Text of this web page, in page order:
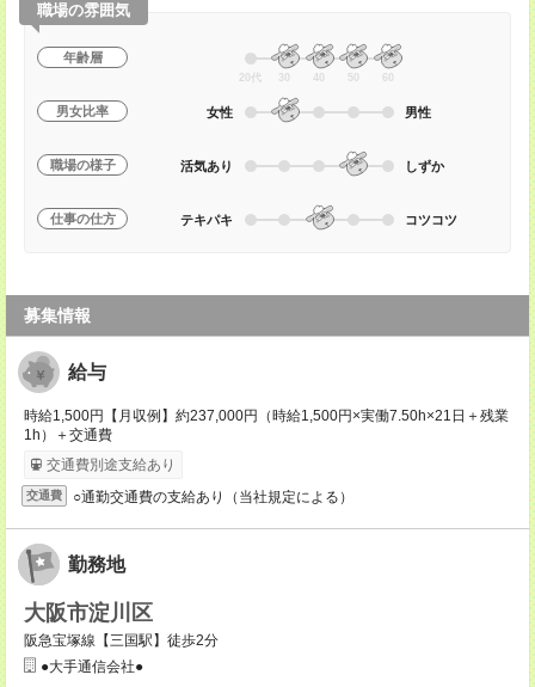
職場の雰囲気
年齢層
20代 30 40 50 60
男女比率 女性 男性
職場の様子 活気あり しずか
仕事の仕方 テキパキ コツコツ
募集情報
給与
時給1,500円【月収例】約237,000円（時給1,500円×実働7.50h×21日＋残業
1h）＋交通費
交通費別途支給あり
交通費 ○通勤交通費の支給あり（当社規定による）
勤務地
大阪市淀川区
阪急宝塚線【三国駅】徒歩2分
●大手通信会社●